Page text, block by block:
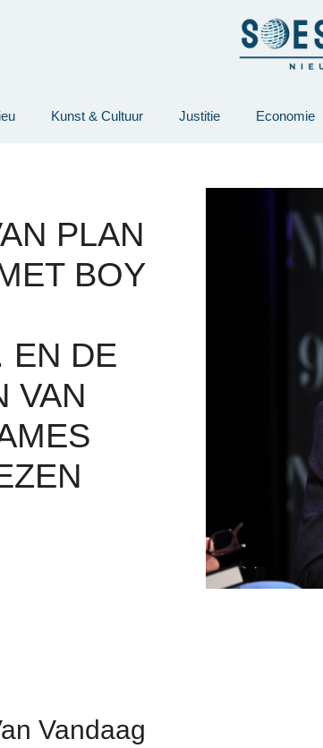
Kunst & Cultuur Justitie Economie
PLAN
BOY
EN DE
VAN
Vandaag